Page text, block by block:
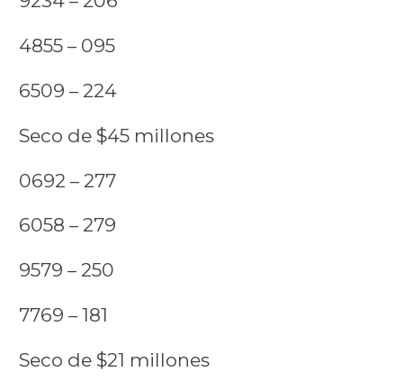
4855 – 095
6509 – 224
Seco de $45 millones
0692 – 277
6058 – 279
9579 – 250
7769 – 181
Seco de $21 millones